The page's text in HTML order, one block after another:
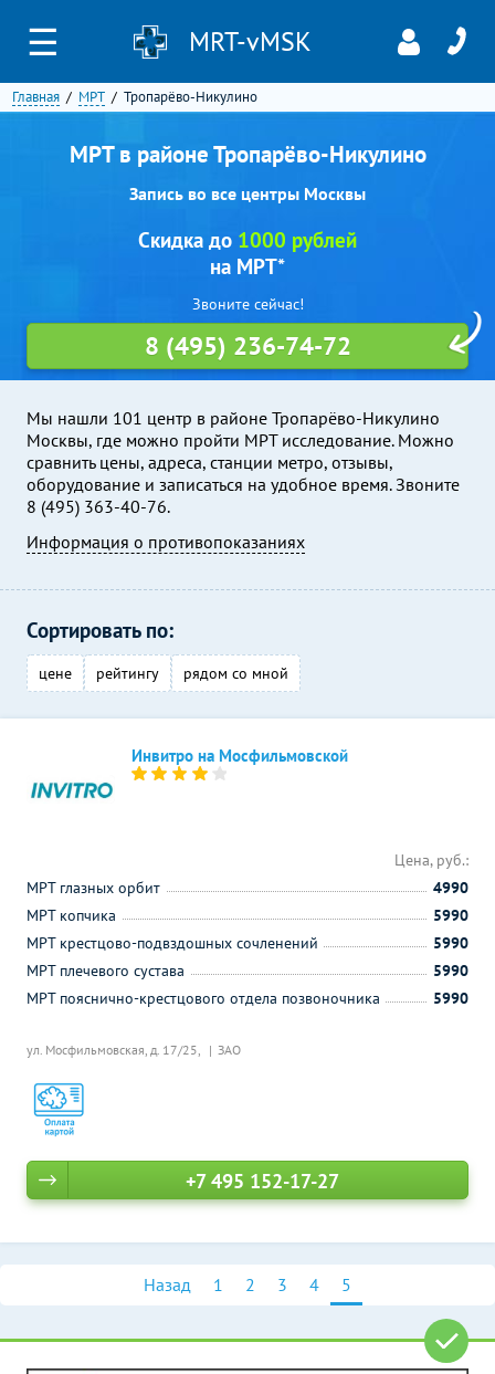
☰ MRT-vMSK
Главная МРТ Тропарёво-Никулино
МРТ в районе Тропарёво-Никулино
Запись во все центры Москвы
Мы нашли 101 центр в районе Тропарёво-Никулино
Москвы, где можно пройти МРТ исследование. Можно
сравнить цены, адреса, станции метро, отзывы,
оборудование и записаться на удобное время. Звоните
8 (495) 363-40-76.
Информация о противопоказаниях
Скидка до 1000 рублей
на МРТ*
Звоните сейчас!
8 (495) 236-74-72
Сортировать по:
цене рейтингу рядом со мной
Инвитро на Мосфильмовской
ул. Мосфильмовская, д. 17/25, ЗАО
Цена, руб.:
МРТ глазных орбит
4990
МРТ копчика
5990
МРТ крестцово-подвздошных сочленений
5990
МРТ плечевого сустава
5990
МРТ пояснично-крестцового отдела позвоночника
5990
+7 495 152-17-27
Назад 1 2 3 4 5